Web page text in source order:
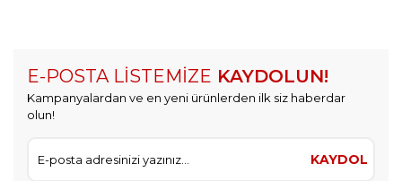
E-POSTA LİSTEMİZE KAYDOLUN!
Kampanyalardan ve en yeni ürünlerden ilk siz haberdar
olun!
KAYDOL